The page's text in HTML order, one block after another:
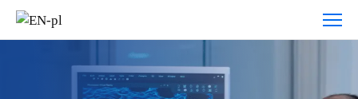
Monitor
pacjenta